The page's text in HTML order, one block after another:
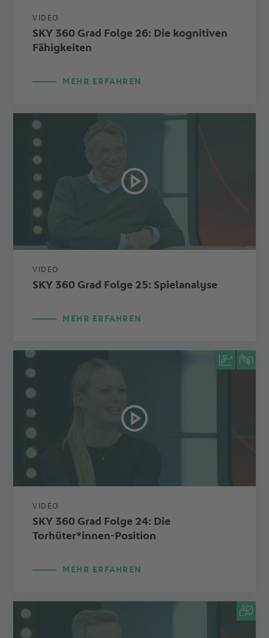
VIDEO
SKY 360 Grad Folge 26: Die kognitiven
Fähigkeiten
MEHR ERFAHREN
VIDEO
SKY 360 Grad Folge 25: Spielanalyse
MEHR ERFAHREN
VIDEO
SKY 360 Grad Folge 24: Die
Torhüter*innen-Position
MEHR ERFAHREN